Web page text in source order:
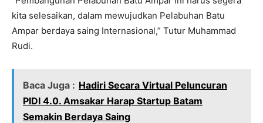
kita selesaikan, dalam mewujudkan Pelabuhan Batu
Ampar berdaya saing Internasional,” Tutur Muhammad
Rudi.
Baca Juga : Hadiri Secara Virtual Peluncuran
PIDI 4.0. Amsakar Harap Startup Batam
Semakin Berdaya Saing